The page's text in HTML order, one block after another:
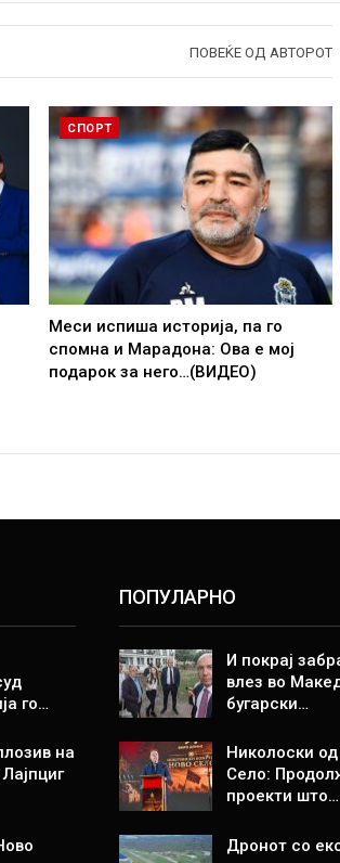
ПОВЕЌЕ ОД АВТОРОТ
СПОРТ
Меси испиша историја, па го
спомна и Марадона: Ова е мој
подарок за него…(ВИДЕО)
го…
на
ПОПУЛАРНО
И покрај
влез во
бугарски…
Николоски
Село:
проекти што…
Дронот со